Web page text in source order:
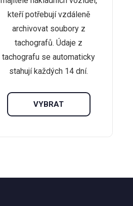
kteří potřebují vzdáleně
archivovat soubory z
tachografů. Údaje z
tachografu se automaticky
stahují každých 14 dní.
VYBRAT